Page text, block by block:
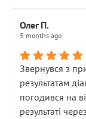
Олег П.
5 months ago
Звернувся з
результатам
погодився на
результаті